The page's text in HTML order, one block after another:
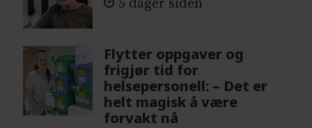
5 dager siden
Flytter oppgaver og
frigjør tid for
helsepersonell: – Det er
helt magisk å være
forvakt nå